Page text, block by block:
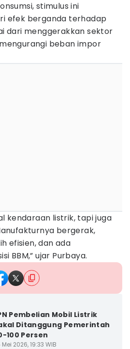
stimulus ini
efek berganda terhadap
dari menggerakkan sektor
beban impor
kendaraan listrik, tapi juga
bergerak,
efisien, dan ada
BBM,” ujar Purbaya.
Pembelian Mobil Listrik
Ditanggung Pemerintah
100 Persen
Mei 2026, 19:33 WIB